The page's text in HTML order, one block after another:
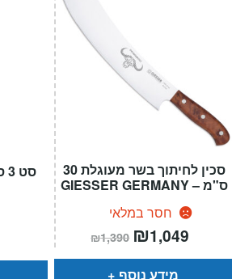
סט 3 סכינים מבית ARCOS
הוא:
סכין לחיתוך בשר מעוגלת 30
ס"מ – GIESSER GERMANY
חסר במלאי
₪1,390 המחיר
המקורי
היה:
₪1,390.
₪1,049
הוא:
מידע נוסף